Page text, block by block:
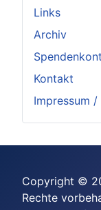
Links
Archiv
Kontakt
Impressum
Copyright ©
Rechte